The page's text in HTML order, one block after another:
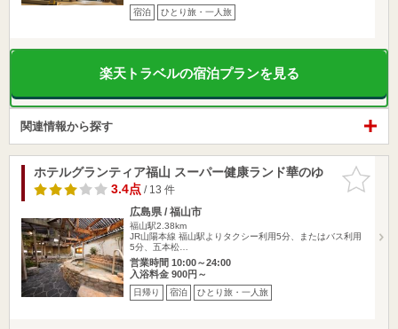
宿泊 ひとり旅・一人旅
楽天トラベルの宿泊プランを見る
関連情報から探す
お気に入
りに追加
ホテルグランティア福山 スーパー健康ランド華のゆ
3.4点/ 13 件
広島県 / 福山市
福山駅2.38km
JR山陽本線 福山駅よりタクシー利用5分、またはバス利用
5分、五本松…
営業時間 10:00～24:00
入浴料金 900円～
日帰り 宿泊 ひとり旅・一人旅